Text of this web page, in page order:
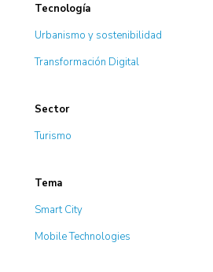
Tecnología
Urbanismo y sostenibilidad
Transformación Digital
Sector
Turismo
Tema
Smart City
Mobile Technologies